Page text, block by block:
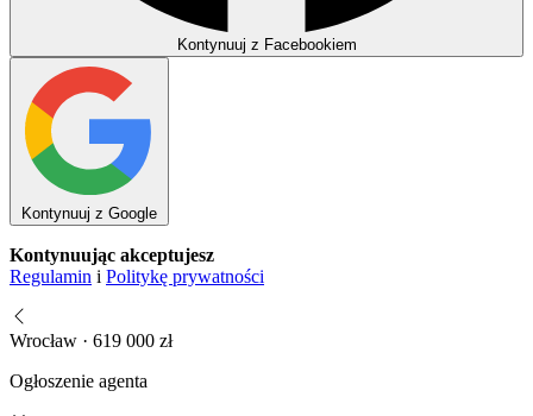
Kontynuuj z Facebookiem
Kontynuuj z Google
Kontynuując akceptujesz
Regulamin i Politykę prywatności
Wrocław · 619 000 zł
Ogłoszenie agenta